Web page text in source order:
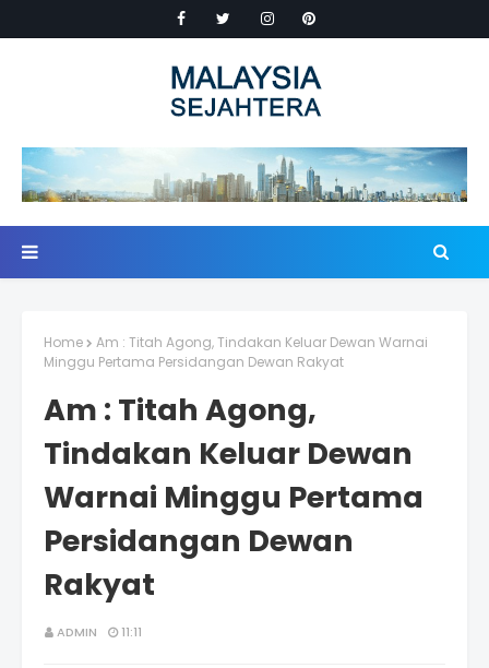
Home
Am : Titah Agong, Tindakan Keluar Dewan Warnai
Minggu Pertama Persidangan Dewan Rakyat
Am : Titah Agong,
Tindakan Keluar Dewan
Warnai Minggu Pertama
Persidangan Dewan
Rakyat
ADMIN 11:11